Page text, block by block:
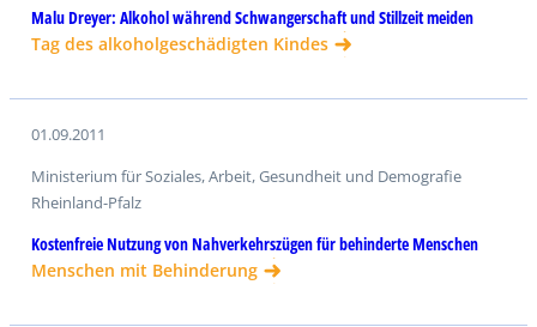
Malu Dreyer: Alkohol während Schwangerschaft und Stillzeit meiden
Tag des alkoholgeschädigten Kindes
01.09.2011
Ministerium für Soziales, Arbeit, Gesundheit und Demografie
Rheinland-Pfalz
Kostenfreie Nutzung von Nahverkehrszügen für behinderte Menschen
Menschen mit Behinderung